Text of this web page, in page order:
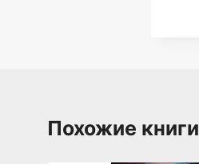
Похожие книги